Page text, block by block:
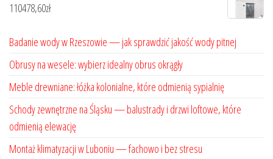
110478,60zł
Badanie wody w Rzeszowie — jak sprawdzić jakość wody pitnej
Obrusy na wesele: wybierz idealny obrus okrągły
Meble drewniane: łóżka kolonialne, które odmienią sypialnię
Schody zewnętrzne na Śląsku — balustrady i drzwi loftowe, które
odmienią elewację
Montaż klimatyzacji w Luboniu — fachowo i bez stresu